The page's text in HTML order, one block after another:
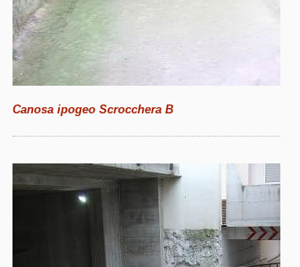
Canosa ipogeo Scrocchera B